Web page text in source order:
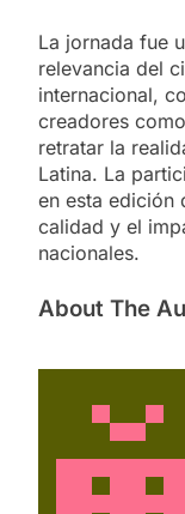
La jornada fue
relevancia del
internacional,
creadores
retratar la
Latina. La
en esta edición
calidad y el
nacionales.
About The